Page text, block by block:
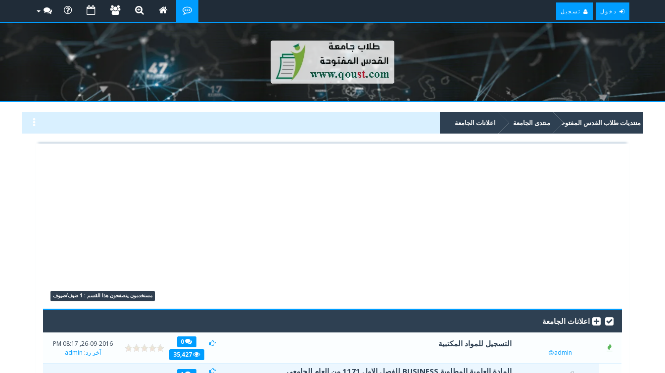
دخول تسجيل
منتديات طلاب القدس المفتوحة منتدى الجامعة اعلانات الجامعة
مستخدمون يتصفحون هذا القسم : 1 ضيف/ضيوف
اعلانات الجامعة
التسجيل للمواد المكتبية
admin
0
35,427
26-09-2016, 08:17 PM
آخر رد:
admin
المادة العلمية المطلوبة BUSINESS للفصل الاول 1171 من العام الجامعي